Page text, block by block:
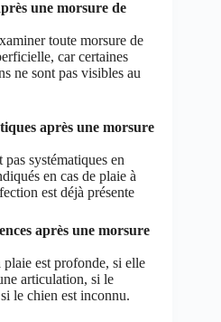
une morsure de
toute morsure de
car certaines
ne sont pas visibles au
après une morsure
systématiques en
en cas de plaie à
est déjà présente
après une morsure
est profonde, si elle
articulation, si le
le chien est inconnu.